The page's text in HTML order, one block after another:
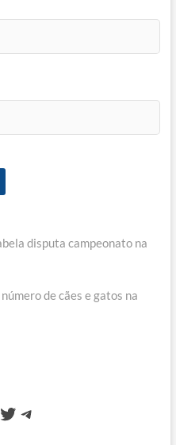
disputa campeonato na
de cães e gatos na
Twitter
Telegram